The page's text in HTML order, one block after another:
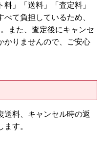
」「送料」「査定料」
べて負担しているため、
また、査定後にキャンセ
かりませんので、ご安心
送料、キャンセル時の返
す。